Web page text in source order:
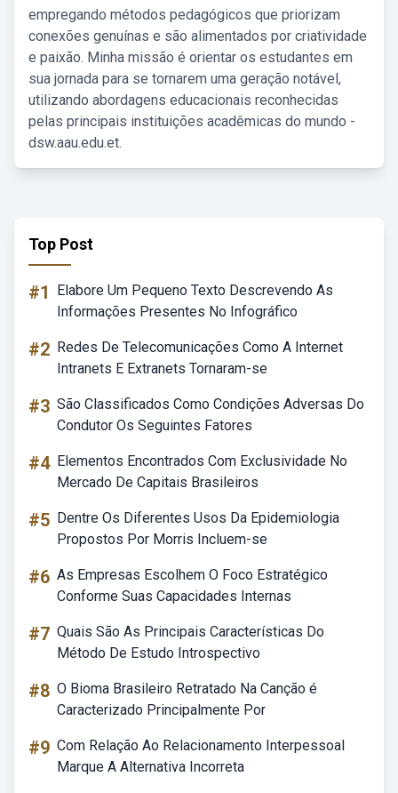
empregando métodos pedagógicos que priorizam
conexões genuínas e são alimentados por criatividade
e paixão. Minha missão é orientar os estudantes em
sua jornada para se tornarem uma geração notável,
utilizando abordagens educacionais reconhecidas
pelas principais instituições acadêmicas do mundo -
dsw.aau.edu.et.
Top Post
#1
Elabore Um Pequeno Texto Descrevendo As
Informações Presentes No Infográfico
#2 Redes De Telecomunicações Como A Internet
Intranets E Extranets Tornaram-se
#3 São Classificados Como Condições Adversas Do
Condutor Os Seguintes Fatores
#4 Elementos Encontrados Com Exclusividade No
Mercado De Capitais Brasileiros
#5 Dentre Os Diferentes Usos Da Epidemiologia
Propostos Por Morris Incluem-se
#6 As Empresas Escolhem O Foco Estratégico
Conforme Suas Capacidades Internas
#7 Quais São As Principais Características Do
Método De Estudo Introspectivo
#8 O Bioma Brasileiro Retratado Na Canção é
Caracterizado Principalmente Por
#9 Com Relação Ao Relacionamento Interpessoal
Marque A Alternativa Incorreta